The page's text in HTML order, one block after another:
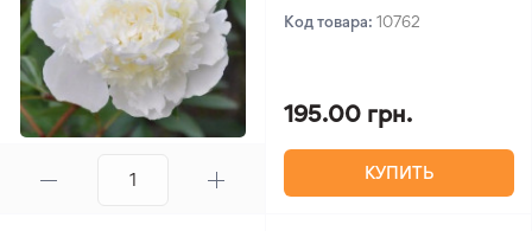
Код товара: 10762
195.00 грн.
КУПИТЬ